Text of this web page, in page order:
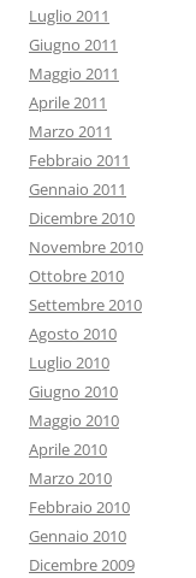
Luglio 2011
Giugno 2011
Maggio 2011
Aprile 2011
Marzo 2011
Febbraio 2011
Gennaio 2011
Dicembre 2010
Novembre 2010
Ottobre 2010
Settembre 2010
Agosto 2010
Luglio 2010
Giugno 2010
Maggio 2010
Aprile 2010
Marzo 2010
Febbraio 2010
Gennaio 2010
Dicembre 2009